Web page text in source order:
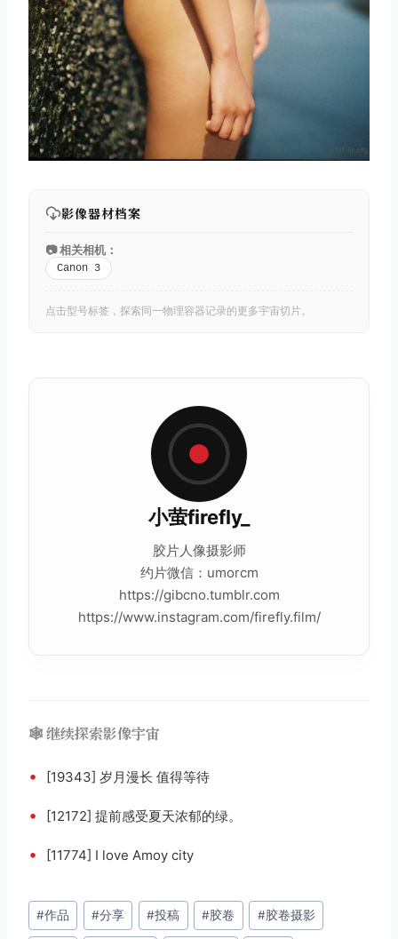
影像器材档案
📷 相关相机：
Canon 3
点击型号标签，探索同一物理容器记录的更多宇宙切片。
小萤firefly_
胶片人像摄影师
约片微信：umorcm
https://gibcno.tumblr.com
https://www.instagram.com/firefly.film/
🕸️ 继续探索影像宇宙
• [19343] 岁月漫长 值得等待
• [12172] 提前感受夏天浓郁的绿。
• [11774] I love Amoy city
文
章
#作品 #分享 #投稿 #胶卷 #胶卷摄影